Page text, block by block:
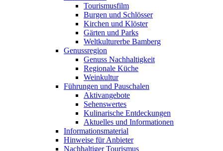
Tourismusfilm
Burgen und Schlösser
Kirchen und Klöster
Gärten und Parks
Weltkulturerbe Bamberg
Genussregion
Genuss Nachhaltigkeit
Regionale Küche
Weinkultur
Führungen und Pauschalen
Aktivangebote
Sehenswertes
Kulinarische Entdeckungen
Aktuelles und Informationen
Informationsmaterial
Hinweise für Anbieter
Nachhaltiger Tourismus